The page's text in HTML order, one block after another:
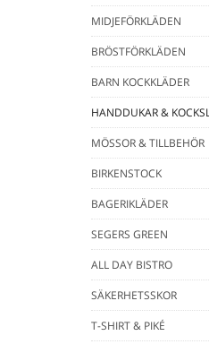
MIDJEFÖRKLÄDEN
BRÖSTFÖRKLÄDEN
BARN KOCKKLÄDER
HANDDUKAR &
MÖSSOR & TILLBEHÖR
BIRKENSTOCK
BAGERIKLÄDER
SEGERS GREEN
ALL DAY BISTRO
SÄKERHETSSKOR
T-SHIRT & PIKÉ